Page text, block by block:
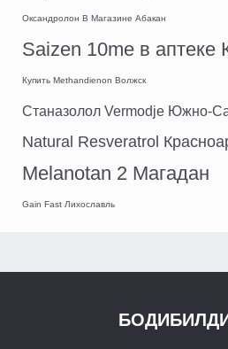
Оксандролон В Магазине Абакан
Saizen 10me в аптеке
Купить Methandienon Волжск
Станазолол Vermodje Южно-
Natural Resveratrol
Melanotan 2 Магадан
Gain Fast Лихославль